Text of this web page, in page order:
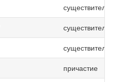
причастие